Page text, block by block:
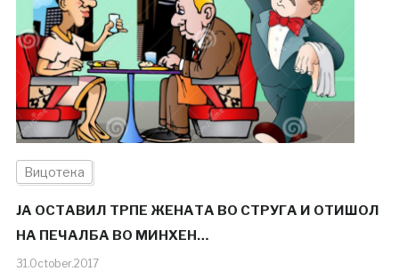
Вицотека
ЈА ОСТАВИЛ ТРПЕ ЖЕНАТА ВО СТРУГА И ОТИШОЛ
НА ПЕЧАЛБА ВО МИНХЕН…
31.October.2017